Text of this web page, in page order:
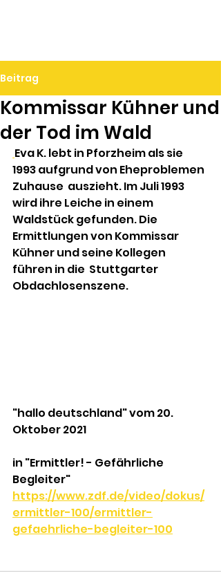
Beitrag
Kommissar Kühner und
der Tod im Wald
Eva K. lebt in Pforzheim als sie
1993 aufgrund von Eheproblemen
Zuhause  auszieht. Im Juli 1993
wird ihre Leiche in einem
Waldstück gefunden. Die
Ermittlungen von Kommissar
Kühner und seine Kollegen
führen in die  Stuttgarter
Obdachlosenszene.
"hallo deutschland" vom 20.
Oktober 2021
in "Ermittler! - Gefährliche
Begleiter"
https://www.zdf.de/video/dokus/
ermittler-100/ermittler-
gefaehrliche-begleiter-100